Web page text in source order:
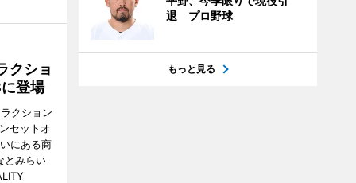
クショ
登場
クション
セットオ
にある商
とみらい
退 プロ野球
もっと見る